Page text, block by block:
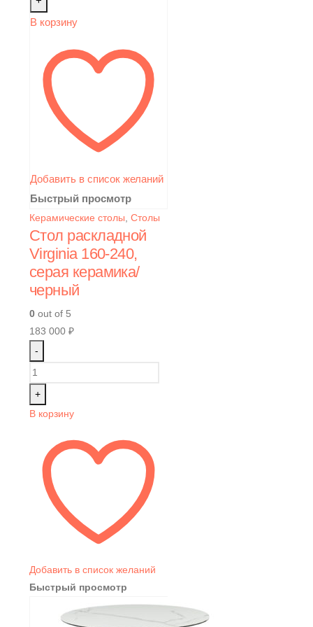
В корзину
Добавить в список желаний
Быстрый просмотр
Керамические столы Столы
Стол раскладной
Virginia 160-240,
серая керамика/
черный
0 out of 5
183 000 ₽
-
+
В корзину
Добавить в список желаний
Быстрый просмотр